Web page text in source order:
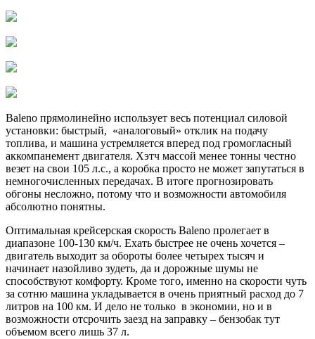
Baleno прямолинейно использует весь потенциал силовой
установки: быстрый, «аналоговый» отклик на подачу
топлива, и машина устремляется вперед под громогласный
аккомпанемент двигателя. Хэтч массой менее тонны честно
везет на свои 105 л.с., а коробка просто не может запутаться в
немногочисленных передачах. В итоге прогнозировать
обгоны несложно, потому что и возможности автомобиля
абсолютно понятны.
Оптимальная крейсерская скорость Baleno пролегает в
диапазоне 100-130 км/ч. Ехать быстрее не очень хочется –
двигатель выходит за обороты более четырех тысяч и
начинает назойливо зудеть, да и дорожные шумы не
способствуют комфорту. Кроме того, именно на скорости чуть
за сотню машина укладывается в очень приятный расход до 7
литров на 100 км. И дело не только в экономии, но и в
возможности отсрочить заезд на заправку – бензобак тут
объемом всего лишь 37 л.